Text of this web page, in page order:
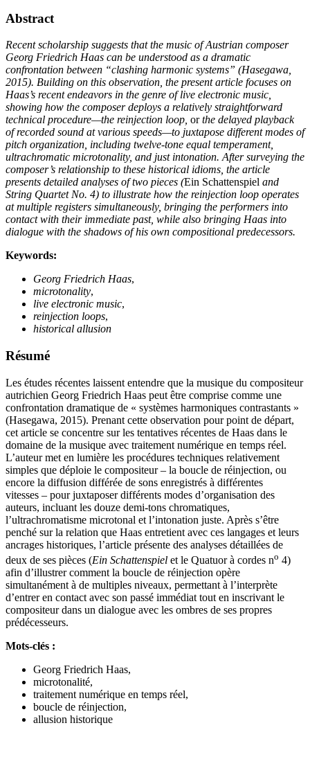
Abstract
Recent scholarship suggests that the music of Austrian composer
Georg Friedrich Haas can be understood as a dramatic
confrontation between “clashing harmonic systems” (Hasegawa,
2015). Building on this observation, the present article focuses on
Haas’s recent endeavors in the genre of live electronic music,
showing how the composer deploys a relatively straightforward
technical procedure—the reinjection loop, orthe delayed playback
of recorded sound at various speeds—to juxtapose different modes of
pitch organization, including twelve-tone equal temperament,
ultrachromatic microtonality, and just intonation. After surveying the
composer’s relationship to these historical idioms, the article
presents detailed analyses of two pieces (Ein Schattenspiel and
String Quartet No. 4) to illustrate how the reinjection loop operates
at multiple registers simultaneously, bringing the performers into
contact with their immediate past, while also bringing Haas into
dialogue with the shadows of his own compositional predecessors.
Keywords:
Georg Friedrich Haas,
microtonality,
live electronic music,
reinjection loops,
historical allusion
Résumé
Les études récentes laissent entendre que la musique du compositeur
autrichien Georg Friedrich Haas peut être comprise comme une
confrontation dramatique de « systèmes harmoniques contrastants »
(Hasegawa, 2015). Prenant cette observation pour point de départ,
cet article se concentre sur les tentatives récentes de Haas dans le
domaine de la musique avec traitement numérique en temps réel.
L’auteur met en lumière les procédures techniques relativement
simples que déploie le compositeur – la boucle de réinjection, ou
encore la diffusion différée de sons enregistrés à différentes
vitesses – pour juxtaposer différents modes d’organisation des
auteurs, incluant les douze demi-tons chromatiques,
l’ultrachromatisme microtonal et l’intonation juste. Après s’être
penché sur la relation que Haas entretient avec ces langages et leurs
ancrages historiques, l’article présente des analyses détaillées de
deux de ses pièces (Ein Schattenspiel et le Quatuor à cordes no 4)
afin d’illustrer comment la boucle de réinjection opère
simultanément à de multiples niveaux, permettant à l’interprète
d’entrer en contact avec son passé immédiat tout en inscrivant le
compositeur dans un dialogue avec les ombres de ses propres
prédécesseurs.
Mots-clés :
Georg Friedrich Haas,
microtonalité,
traitement numérique en temps réel,
boucle de réinjection,
allusion historique